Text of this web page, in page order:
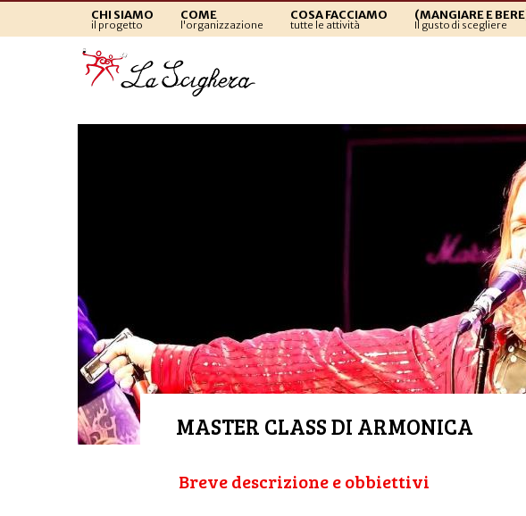
CHI SIAMO
il progetto
COME
l'organizzazione
COSA FACCIAMO
tutte le attività
(MANGIARE E
Il gusto di scegliere
MASTER CLASS DI ARMONICA
Breve descrizione e obbiettivi